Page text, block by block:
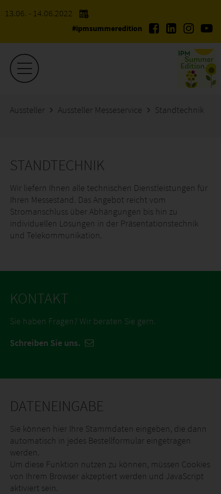
13.06. - 14.06.2022
#ipmsummeredition
Aussteller Aussteller Messeservice Standtechnik
STANDTECHNIK
Wir liefern Ihnen alle technischen Dienstleistungen für
Ihren Messestand. Das Angebot reicht vom
Stromanschluss über Abhängungen bis hin zu
individuellen Lösungen in der Präsentationstechnik
und Telekommunikation.
KONTAKT
Sie haben Fragen? Wir beraten Sie gern.
Schreiben Sie uns.
DATENEINGABE
Sie können hier Ihre Stammdaten eingeben, die dann
automatisch in jedes Bestellformular eingetragen
werden.
Um diese Funktion nutzen zu können, müssen Cookies
von Ihrem Browser akzeptiert werden und JavaScript
aktiviert sein.